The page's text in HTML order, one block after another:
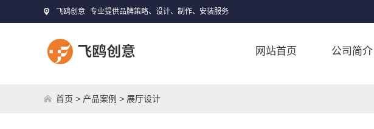
飞鸥创意 专业提供品牌策略、设计、制作、安装服务
网站首页 公司简介
首页 > 产品案例 > 展厅设计